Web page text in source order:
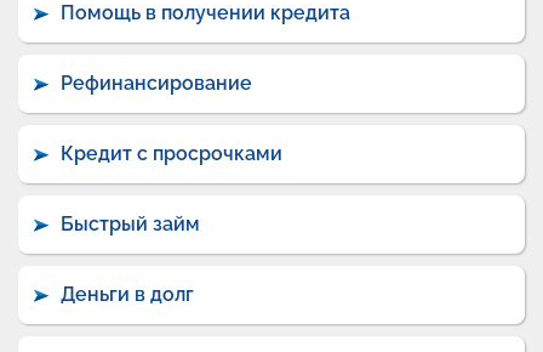
Помощь в получении кредита
Рефинансирование
Кредит с просрочками
Быстрый займ
Деньги в долг